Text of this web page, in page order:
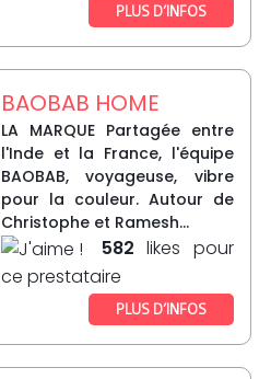
PLUS D’INFOS
BAOBAB HOME
LA MARQUE Partagée entre
l'Inde et la France, l'équipe
BAOBAB, voyageuse, vibre
pour la couleur. Autour de
Christophe et Ramesh...
582 likes pour
ce prestataire
PLUS D’INFOS